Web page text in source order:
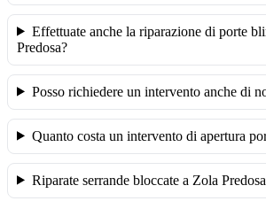
Effettuate anche la riparazione di porte
Predosa?
Posso richiedere un intervento anche di
Quanto costa un intervento di apertura
Riparate serrande bloccate a Zola